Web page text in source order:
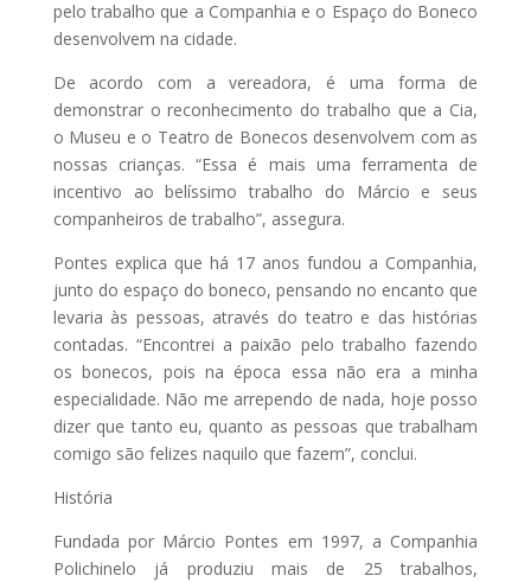
pelo trabalho que a Companhia e o Espaço do Boneco
desenvolvem na cidade.
De acordo com a vereadora, é uma forma de
demonstrar o reconhecimento do trabalho que a Cia,
o Museu e o Teatro de Bonecos desenvolvem com as
nossas crianças. “Essa é mais uma ferramenta de
incentivo ao belíssimo trabalho do Márcio e seus
companheiros de trabalho”, assegura.
Pontes explica que há 17 anos fundou a Companhia,
junto do espaço do boneco, pensando no encanto que
levaria às pessoas, através do teatro e das histórias
contadas. “Encontrei a paixão pelo trabalho fazendo
os bonecos, pois na época essa não era a minha
especialidade. Não me arrependo de nada, hoje posso
dizer que tanto eu, quanto as pessoas que trabalham
comigo são felizes naquilo que fazem”, conclui.
História
Fundada por Márcio Pontes em 1997, a Companhia
Polichinelo já produziu mais de 25 trabalhos,